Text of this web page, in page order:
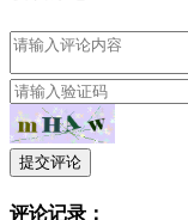
提交评论
评论记录：